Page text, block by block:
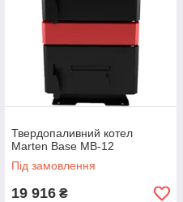
Твердопаливний котел
Marten Base MB-12
Під замовлення
19 916 ₴